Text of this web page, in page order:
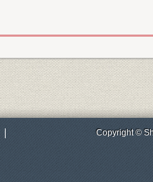
Copyright ©